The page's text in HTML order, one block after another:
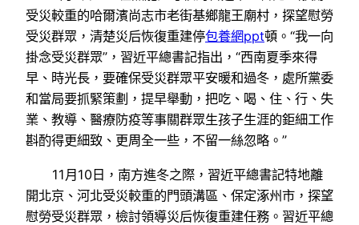
受災較重的哈爾濱尚志市老街基鄉龍王廟村，探望慰勞
受災群眾，清楚災后恢復重建停包養網ppt頓。“我一向
掛念受災群眾”，習近平總書記指出，“西南夏季來得
早、時光長，要確保受災群眾平安暖和過冬，處所黨委
和當局要抓緊策劃，提早舉動，把吃、喝、住、行、失
業、教導、醫療防疫等事關群眾生孩子生涯的鉅細工作
斟酌得更細致、更周全一些，不留一絲忽略。”
11月10日，南方進冬之際，習近平總書記特地離
開北京、河北受災較重的門頭溝區、保定涿州市，探望
慰勞受災群眾，檢討領導災后恢復重建任務。習近平總